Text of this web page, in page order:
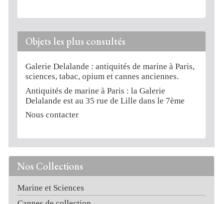
Nos Collections
Marine et Sciences
Objets les plus consultés
Galerie Delalande : antiquités de marine à Paris,
sciences, tabac, opium et cannes anciennes.
Antiquités de marine à Paris : la Galerie
Delalande est au 35 rue de Lille dans le 7ème
Nous contacter